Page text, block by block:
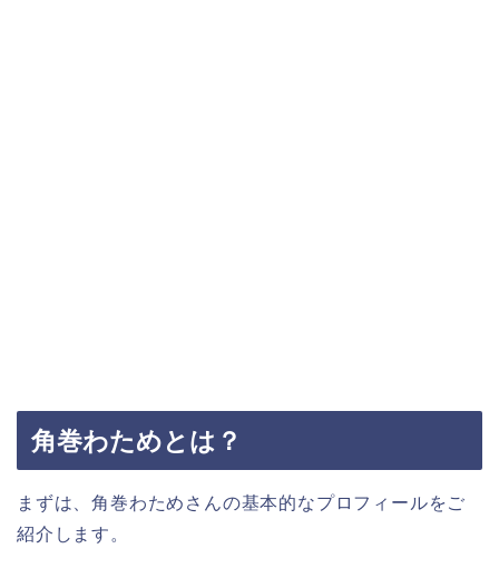
角巻わためとは？
まずは、角巻わためさんの基本的なプロフィールをご
紹介します。